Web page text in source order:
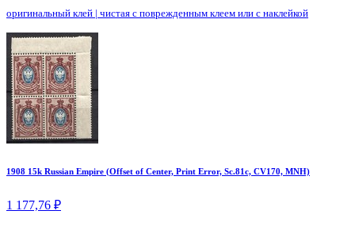
оригинальный клей | чистая с поврежденным клеем или с наклейкой
1908 15k Russian Empire (Offset of Center, Print Error, Sc.81c, CV170, MNH)
1 177,76 ₽